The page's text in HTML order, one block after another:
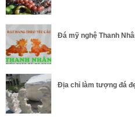
Đá mỹ nghệ Thanh
Địa chỉ làm tượng đá